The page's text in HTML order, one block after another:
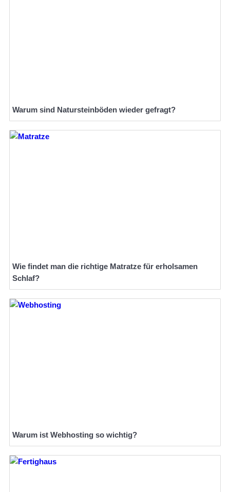
Warum sind Natursteinböden wieder gefragt?
Wie findet man die richtige Matratze für erholsamen
Schlaf?
Warum ist Webhosting so wichtig?